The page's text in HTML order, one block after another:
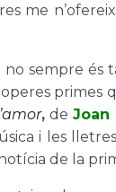
me
sempre és
, de Joan
i les
de la